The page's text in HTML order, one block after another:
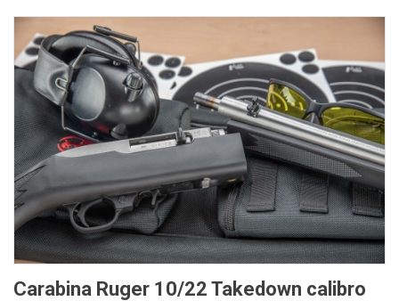
Carabina Ruger 10/22 Takedown calibro